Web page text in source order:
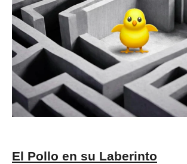
El Pollo en su Laberinto